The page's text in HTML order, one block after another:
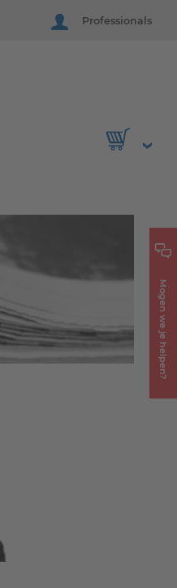
Professionals
Mogen we je helpen?